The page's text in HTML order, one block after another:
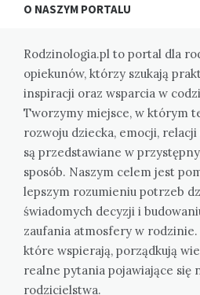
O NASZYM PORTALU
Rodzinologia.pl to portal dla
opiekunów, którzy szukają
inspiracji oraz wsparcia w
Tworzymy miejsce, w którym
rozwoju dziecka, emocji,
są przedstawiane w
sposób. Naszym celem jest
lepszym rozumieniu potrzeb
świadomych decyzji i
zaufania atmosfery w
które wspierają, porządkują
realne pytania pojawiające się
rodzicielstwa.